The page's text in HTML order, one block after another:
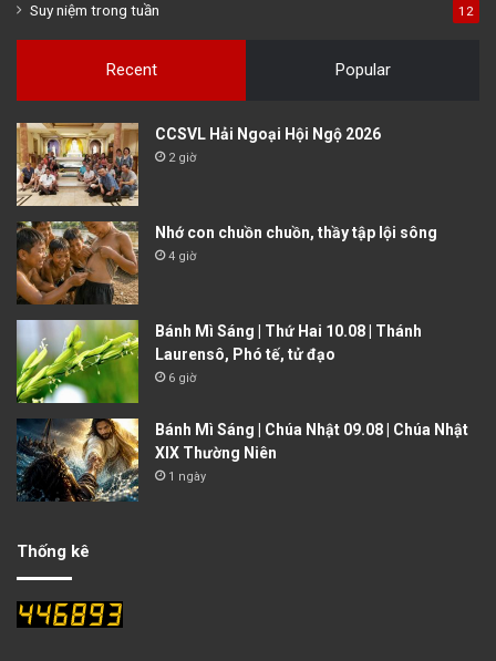
Suy niệm trong tuần 12
Recent Popular
CCSVL Hải Ngoại Hội Ngộ 2026
2 giờ
Nhớ con chuồn chuồn, thầy tập lội sông
4 giờ
Bánh Mì Sáng | Thứ Hai 10.08 | Thánh
Laurensô, Phó tế, tử đạo
6 giờ
Bánh Mì Sáng | Chúa Nhật 09.08 | Chúa Nhật
XIX Thường Niên
1 ngày
Thống kê